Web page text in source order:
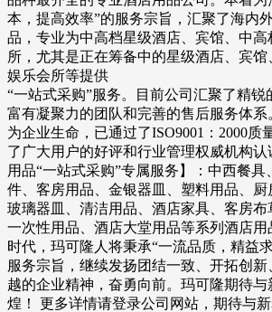
本，提高效率”的服务宗旨，汇聚了海内
品，专业为中高档星级酒店、宾馆、中
所，尤其是正在筹备中的星级酒店、宾
娱乐会所等提供
“一站式采购”服务。目前公司汇聚了精锐
富有凝聚力的团队和完善的售后服务体
为企业生命，已通过了ISO9001：2000质
了广大用户的好评和行业管理权威机构
用品“一站式采购”专属服务】：中西餐
件、客房用品、金银器皿、塑料用品、厨
玻璃器皿、清洁用品、酒店家具、客房
一次性用品、酒店大堂用品等系列酒店
时代，玛可隆人将秉承“一流品质，精益
服务宗旨，继续发扬团结一致、开拓创
越的企业精神，奋勇向前。玛可隆期待
煌！ 更多详情请登录公司网站，期待与